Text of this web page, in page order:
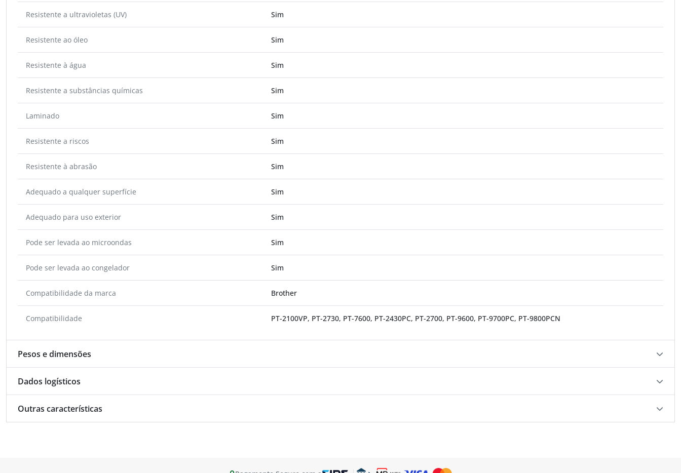
Resistente a ultravioletas (UV) Sim
Resistente ao óleo Sim
Resistente à água Sim
Resistente a substâncias químicas Sim
Laminado Sim
Resistente a riscos Sim
Resistente à abrasão Sim
Adequado a qualquer superfície Sim
Adequado para uso exterior Sim
Pode ser levada ao microondas Sim
Pode ser levada ao congelador Sim
Compatibilidade da marca Brother
Compatibilidade PT-2100VP, PT-2730, PT-7600, PT-2430PC, PT-2700, PT-9600, PT-9700PC, PT-9800PCN
Pesos e dimensões
Dados logísticos
Outras características